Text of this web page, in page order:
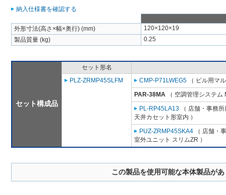
納入仕様書を確認する
外形寸法(高さ×幅×奥行) (mm)
120×120×19
製品質量 (kg)
0.25
セット構成品
セット形名
PLZ-ZRMP45SLFM
CMP-P71LWEG5 （ ビル用マ
PAR-38MA （ 空調管理システム
PL-RP45LA13 （ 店舗・事務
天井カセット形室内 ）
PUZ-ZRMP45SKA4 （ 店舗・
室外ユニット スリムZR ）
この製品を使用可能な本体製品が